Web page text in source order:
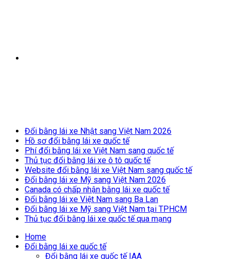
for
Đổi bằng lái xe Nhật sang Việt Nam 2026
Hồ sơ đổi bằng lái xe quốc tế
Phí đổi bằng lái xe Việt Nam sang quốc tế
Thủ tục đổi bằng lái xe ô tô quốc tế
Website đổi bằng lái xe Việt Nam sang quốc tế
Đổi bằng lái xe Mỹ sang Việt Nam 2026
Canada có chấp nhận bằng lái xe quốc tế
Đổi bằng lái xe Việt Nam sang Ba Lan
Đổi bằng lái xe Mỹ sang Việt Nam tại TPHCM
Thủ tục đổi bằng lái xe quốc tế qua mạng
Home
Đổi bằng lái xe quốc tế
Đổi bằng lái xe quốc tế IAA